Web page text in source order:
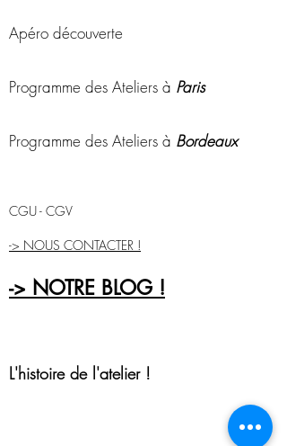
Apéro découverte
Programme des Ateliers à Paris
Programme des Ateliers à Bordeaux
CGU - CGV
-> NOUS CONTACTER !
-> NOTRE BLOG !
L'histoire de l'atelier !